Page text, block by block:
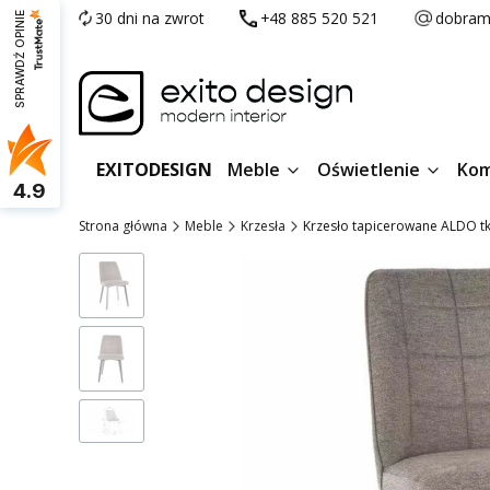
30 dni na zwrot +48 885 520 521
EXITODESIGN Meble Oświetlenie
Strona główna Meble Krzesła Krzesło tapicerowane ALDO
SPRAWDŹ OPINIE
4.9